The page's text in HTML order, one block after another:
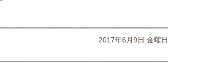
2017年6月9日 金曜日